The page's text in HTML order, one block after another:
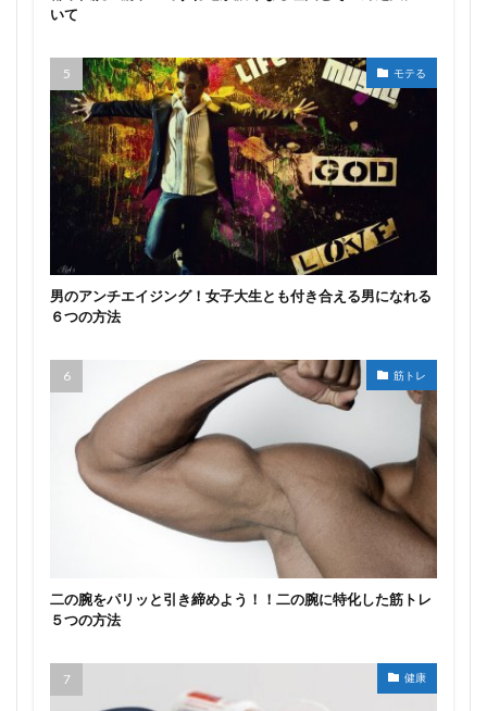
いて
モテる
男のアンチエイジング！女子大生とも付き合える男になれる
６つの方法
筋トレ
二の腕をパリッと引き締めよう！！二の腕に特化した筋トレ
５つの方法
健康